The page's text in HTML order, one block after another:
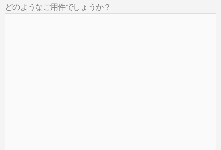
どのようなご用件でしょうか？